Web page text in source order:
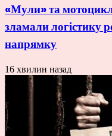
«Мули» та
зламали логістику
напрямку
16 хвилин назад